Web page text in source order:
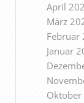
April
März
Februar
Januar
Oktober